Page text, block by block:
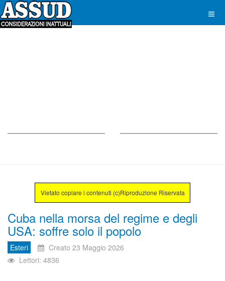
Vietato copiare i contenuti (c)Riproduzione Riservata
Cuba nella morsa del regime e degli
USA: soffre solo il popolo
Esteri
Creato 23 Maggio 2026
Lettori: 4836